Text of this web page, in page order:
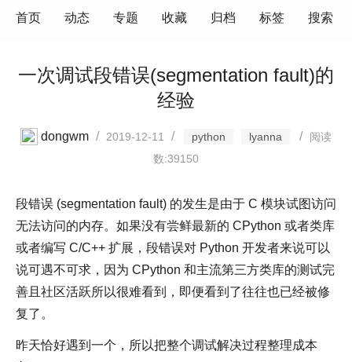
首页 动态 专题 收藏 归档 标签 搜索
一次调试段错误(segmentation fault)的
经验
dongwm / 2019-12-11 / python lyanna /
阅读
数:39150
段错误 (segmentation fault) 的发生是由于 C 模块试图访问
无法访问的内存。如果没有尝鲜最新的 CPython 或者类库
或者编写 C/C++ 扩展，段错误对 Python 开发者来说可以
说可遇不可求，因为 CPython 和主流第三方类库的测试完
善且社区活跃所以很难看到，即便看到了往往也已经被修
复了。
昨天恰好遇到一个，所以把整个调试解决过程整理成本